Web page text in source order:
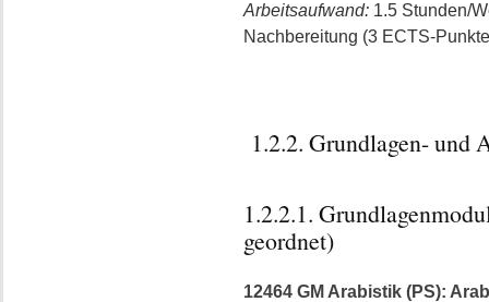
Arbeitsaufwand:1.5 Stunden/
Nachbereitung (3 ECTS-
1.2.2. Grundlagen- und
1.2.2.1.
geordnet)
12464 GM Arabistik (PS):